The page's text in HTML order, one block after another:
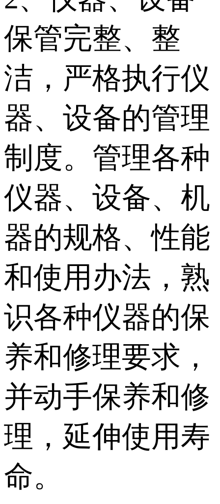
保管完整、整
洁，严格执行仪
器、设备的管理
制度。管理各种
仪器、设备、机
器的规格、性能
和使用办法，熟
识各种仪器的保
养和修理要求，
并动手保养和修
理，延伸使用寿
命。